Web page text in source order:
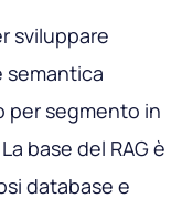
sviluppare
semantica
per segmento in
base del RAG è
database e